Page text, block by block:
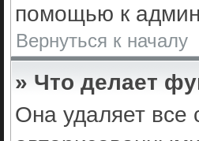
помощью к
Вернуться к началу
» Что делает
Она удаляет все